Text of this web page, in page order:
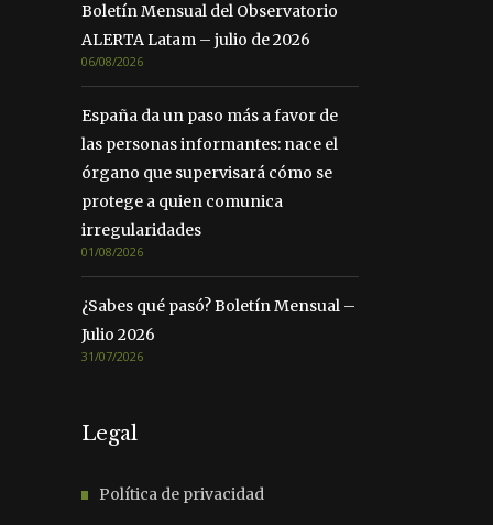
Boletín Mensual del Observatorio
ALERTA Latam – julio de 2026
06/08/2026
España da un paso más a favor de
las personas informantes: nace el
órgano que supervisará cómo se
protege a quien comunica
irregularidades
01/08/2026
¿Sabes qué pasó? Boletín Mensual –
Julio 2026
31/07/2026
Legal
Política de privacidad